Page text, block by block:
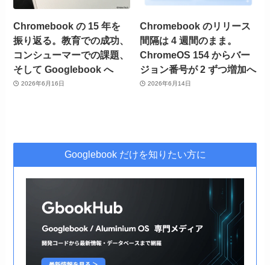
Chromebook の 15 年を
振り返る。教育での成功、
コンシューマーでの課題、
そして Googlebook へ
2026年6月16日
Chromebook のリリース
間隔は 4 週間のまま。
ChromeOS 154 からバー
ジョン番号が 2 ずつ増加へ
2026年6月14日
Googlebook だけを知りたい方に